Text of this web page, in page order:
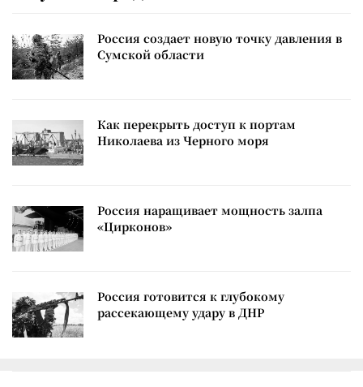
Россия создает новую точку давления в
Сумской области
Как перекрыть доступ к портам
Николаева из Черного моря
Россия наращивает мощность залпа
«Цирконов»
Россия готовится к глубокому
рассекающему удару в ДНР